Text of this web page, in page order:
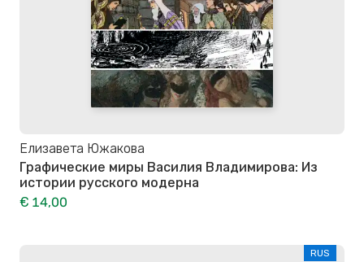
Елизавета Южакова
Графические миры Василия Владимирова: Из
истории русского модерна
€ 14,00
RUS